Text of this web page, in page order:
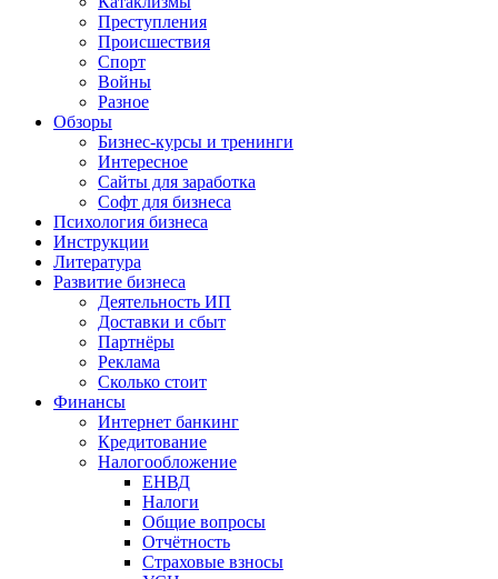
Преступления
Происшествия
Спорт
Войны
Разное
Обзоры
Бизнес-курсы и тренинги
Интересное
Сайты для заработка
Софт для бизнеса
Психология бизнеса
Инструкции
Литература
Развитие бизнеса
Деятельность ИП
Доставки и сбыт
Партнёры
Реклама
Сколько стоит
Финансы
Интернет банкинг
Кредитование
Налогообложение
ЕНВД
Налоги
Общие вопросы
Отчётность
Страховые взносы